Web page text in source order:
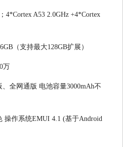
4*Cortex A53 2.0GHz +4*Cortex
（支持最大128GB扩展）
万
全网通版 电池容量3000mAh不
操作系统EMUI 4.1 (基于Android